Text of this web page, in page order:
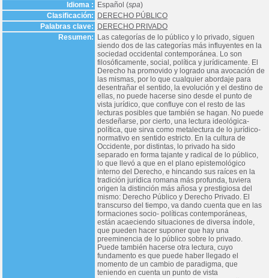
Idioma :
Español (spa)
Clasificación:
DERECHO PÚBLICO
Palabras clave:
DERECHO PRIVADO
Resumen:
Las categorías de lo público y lo privado, siguen
siendo dos de las categorías más influyentes en la
sociedad occidental contemporánea. Lo son
filosóficamente, social, política y jurídicamente. El
Derecho ha promovido y logrado una avocación de
las mismas, por lo que cualquier abordaje para
desentrañar el sentido, la evolución y el destino de
ellas, no puede hacerse sino desde el punto de
vista jurídico, que confluye con el resto de las
lecturas posibles que también se hagan. No puede
desdeñarse, por cierto, una lectura ideológica-
política, que sirva como metalectura de lo jurídico-
normativo en sentido estricto. En la cultura de
Occidente, por distintas, lo privado ha sido
separado en forma tajante y radical de lo público,
lo que llevó a que en el plano epistemológico
interno del Derecho, e hincando sus raíces en la
tradición jurídica romana más profunda, tuviera
origen la distinción más añosa y prestigiosa del
mismo: Derecho Público y Derecho Privado. El
transcurso del tiempo, va dando cuenta que en las
formaciones socio- políticas contemporáneas,
están acaeciendo situaciones de diversa índole,
que pueden hacer suponer que hay una
preeminencia de lo público sobre lo privado.
Puede también hacerse otra lectura, cuyo
fundamento es que puede haber llegado el
momento de un cambio de paradigma, que
teniendo en cuenta un punto de vista